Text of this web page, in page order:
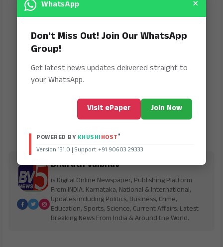
Bharath Vaibhav
is Digital Online Newspaper, Publishing Platform
From INDIA. Karnataka, National & International,
Updates including Politics, Business, Crime,
Education, Sports, Science, Current Affairs. Latest
Breaking News From India & Around the World.
WhatsApp ×
Don't Miss Out! Join Our WhatsApp
Group!
Get latest news updates delivered straight to
your WhatsApp.
Visit ePaper Join Now
POWERED BY KHUSHIHOST®
Version 131.0 | Support +91 90603 29333